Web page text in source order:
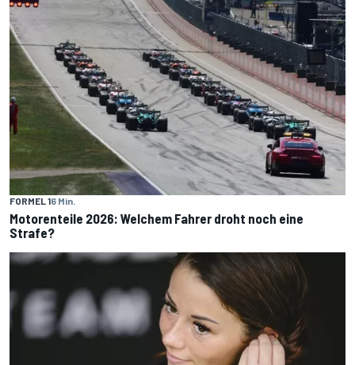
FORMEL 16 Min.
Motorenteile 2026: Welchem Fahrer droht noch eine
Strafe?